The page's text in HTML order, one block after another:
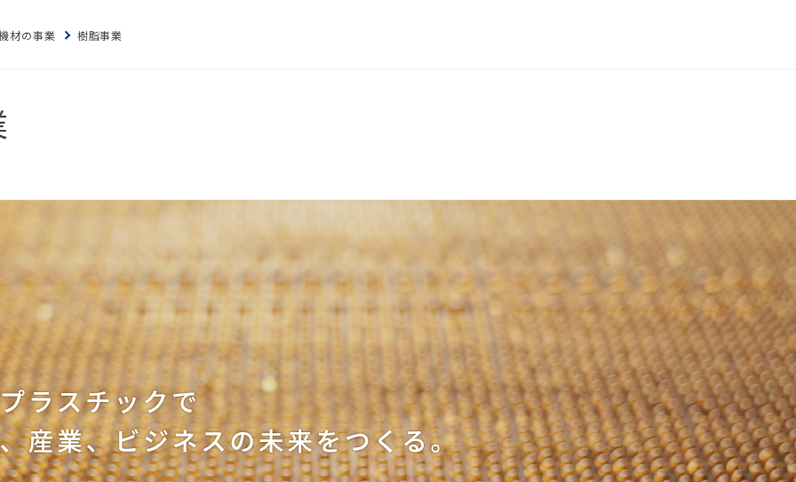
針
結果
度
化
認証
認証
止
引
引
度
材の事業 樹脂事業